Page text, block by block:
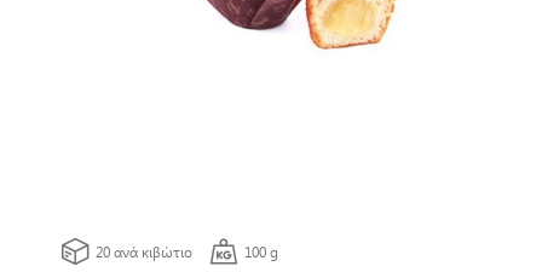
20 ανά κιβώτιο 100 g